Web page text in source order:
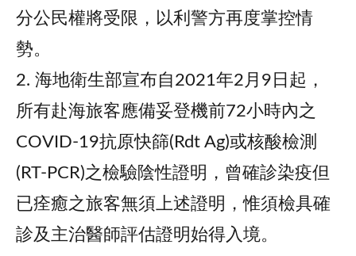
分公民權將受限，以利警方再度掌控情
勢。
2. 海地衛生部宣布自2021年2月9日起，
所有赴海旅客應備妥登機前72小時內之
COVID-19抗原快篩(Rdt Ag)或核酸檢測
(RT-PCR)之檢驗陰性證明，曾確診染疫但
已痊癒之旅客無須上述證明，惟須檢具確
診及主治醫師評估證明始得入境。